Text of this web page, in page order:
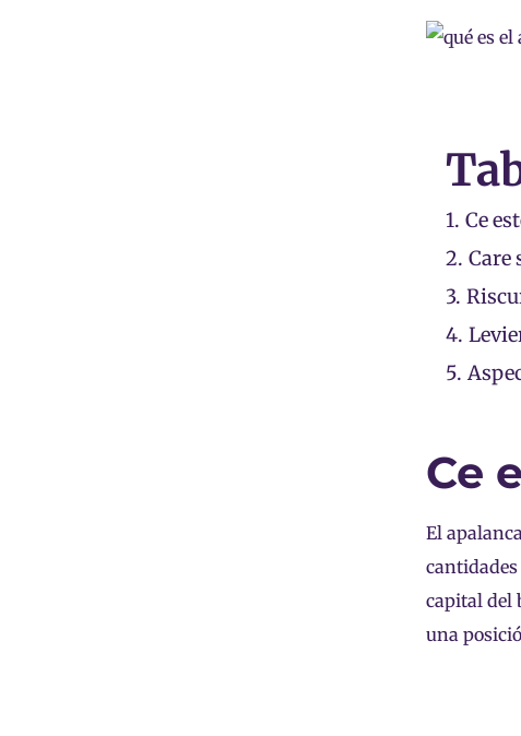
1. Ce
2. Care
3.
4.
5.
Ce
El
capital del
una